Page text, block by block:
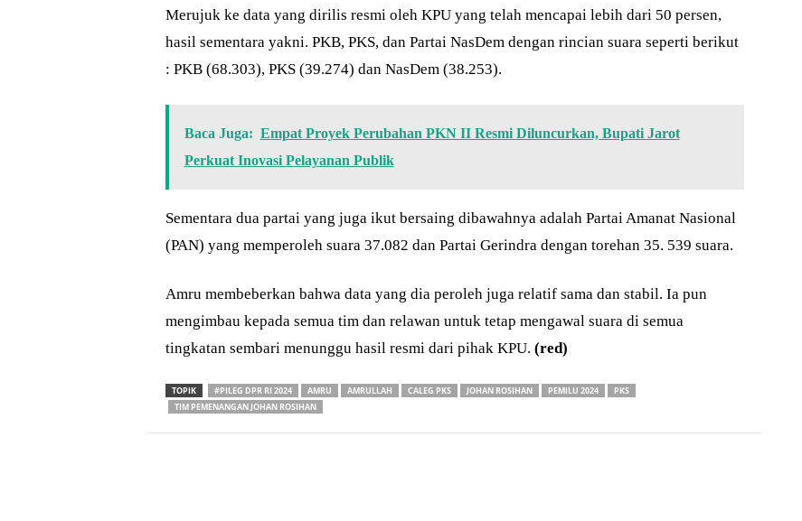
Merujuk ke data yang dirilis resmi oleh KPU yang telah mencapai lebih dari 50 persen,
hasil sementara yakni. PKB, PKS, dan Partai NasDem dengan rincian suara seperti berikut
: PKB (68.303), PKS (39.274) dan NasDem (38.253).
Baca Juga: Empat Proyek Perubahan PKN II Resmi Diluncurkan, Bupati Jarot
Perkuat Inovasi Pelayanan Publik
Sementara dua partai yang juga ikut bersaing dibawahnya adalah Partai Amanat Nasional
(PAN) yang memperoleh suara 37.082 dan Partai Gerindra dengan torehan 35. 539 suara.
Amru membeberkan bahwa data yang dia peroleh juga relatif sama dan stabil. Ia pun
mengimbau kepada semua tim dan relawan untuk tetap mengawal suara di semua
tingkatan sembari menunggu hasil resmi dari pihak KPU. (red)
TOPIK #PILEG DPR RI 2024 AMRU AMRULLAH CALEG PKS JOHAN ROSIHAN PEMILU 2024
PKS
TIM PEMENANGAN JOHAN ROSIHAN